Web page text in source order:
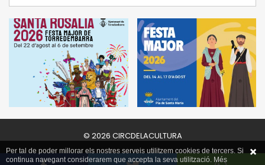
© 2026 CIRCDELACULTURA
Per tal de poder millorar els nostres serveis utilitzem cookies de tercers. Si
continua navegant considerarem que accepta la seva utilització. Més